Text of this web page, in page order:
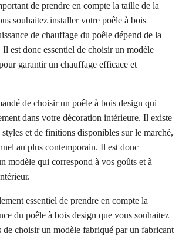
de prendre en compte la taille de la
souhaitez installer votre poêle à bois
de chauffage du poêle dépend de la
est donc essentiel de choisir un modèle
garantir un chauffage efficace et
de choisir un poêle à bois design qui
dans votre décoration intérieure. Il existe
et de finitions disponibles sur le marché,
au plus contemporain. Il est donc
modèle qui correspond à vos goûts et à
essentiel de prendre en compte la
du poêle à bois design que vous souhaitez
de choisir un modèle fabriqué par un fabricant